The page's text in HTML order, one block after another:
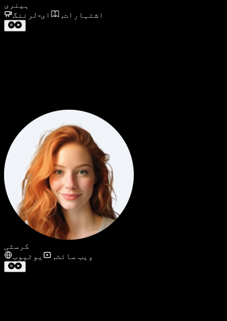
ہینری
اشتہارات, ای-لرننگ
کرسٹی
ویب سائٹ, یوٹیوب